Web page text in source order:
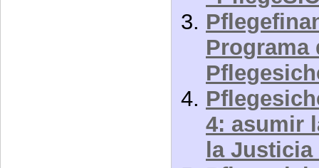
Programa
4: asumir
la